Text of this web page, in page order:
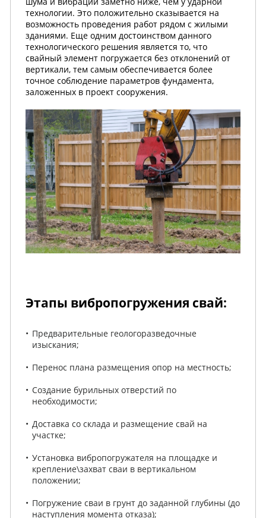
технологии. Это положительно сказывается на
возможность проведения работ рядом с жилыми
зданиями. Еще одним достоинством данного
технологического решения является то, что
свайный элемент погружается без отклонений от
вертикали, тем самым обеспечивается более
точное соблюдение параметров фундамента,
заложенных в проект сооружения.
Этапы вибропогружения свай:
Предварительные геологоразведочные
изыскания;
Перенос плана размещения опор на местность;
Создание бурильных отверстий по
необходимости;
Доставка со склада и размещение свай на
участке;
Установка вибропогружателя на площадке и
крепление\захват сваи в вертикальном
положении;
Погружение сваи в грунт до заданной глубины (до
наступления момента отказа);